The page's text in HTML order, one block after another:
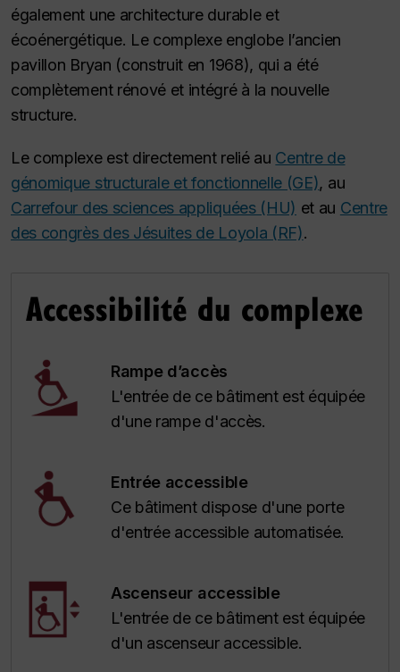
également une architecture durable et
écoénergétique. Le complexe englobe l’ancien
pavillon Bryan (construit en 1968), qui a été
complètement rénové et intégré à la nouvelle
structure.
Le complexe est directement relié au Centre de
génomique structurale et fonctionnelle (GE), au
Carrefour des sciences appliquées (HU) et au Centre
des congrès des Jésuites de Loyola (RF).
Accessibilité du complexe
Rampe d’accès
L'entrée de ce bâtiment est équipée
d'une rampe d'accès.
Entrée accessible
Ce bâtiment dispose d'une porte
d'entrée accessible automatisée.
Ascenseur accessible
L'entrée de ce bâtiment est équipée
d'un ascenseur accessible.